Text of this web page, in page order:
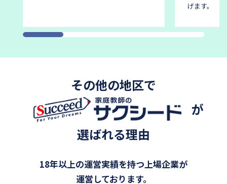
げます。
その他の地区で
が
選ばれる理由
18年以上の運営実績を持つ上場企業が
運営しております。